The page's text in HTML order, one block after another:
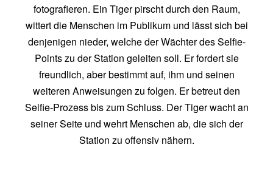
fotografieren. Ein Tiger pirscht durch den Raum,
wittert die Menschen im Publikum und lässt sich bei
denjenigen nieder, welche der Wächter des Selfie-
Points zu der Station geleiten soll. Er fordert sie
freundlich, aber bestimmt auf, ihm und seinen
weiteren Anweisungen zu folgen. Er betreut den
Selfie-Prozess bis zum Schluss. Der Tiger wacht an
seiner Seite und wehrt Menschen ab, die sich der
Station zu offensiv nähern.